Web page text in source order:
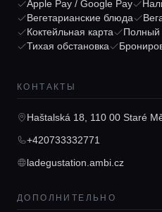
Гиды
Консьерж
Lifestyle
Apple Pay / Google Pay
Вегетарианские блюда
Коктейльная карта
Полный
Тихая обстановка
КОНТАКТЫ
Haštalská 18, 110 00 Staré
+420733332771
ladegustation.ambi.cz
ДОПОЛНИТЕЛЬНО